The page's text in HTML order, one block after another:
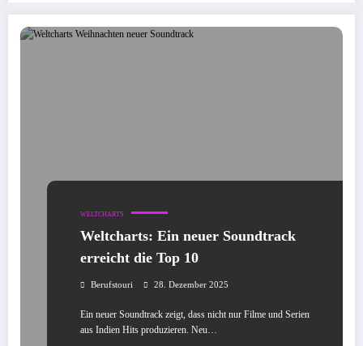
WELTCHARTS
Weltcharts: Ein neuer Soundtrack
erreicht die Top 10
Berufstouri 28. Dezember 2025
Ein neuer Soundtrack zeigt, dass nicht nur Filme und Serien
aus Indien Hits produzieren. Neu…